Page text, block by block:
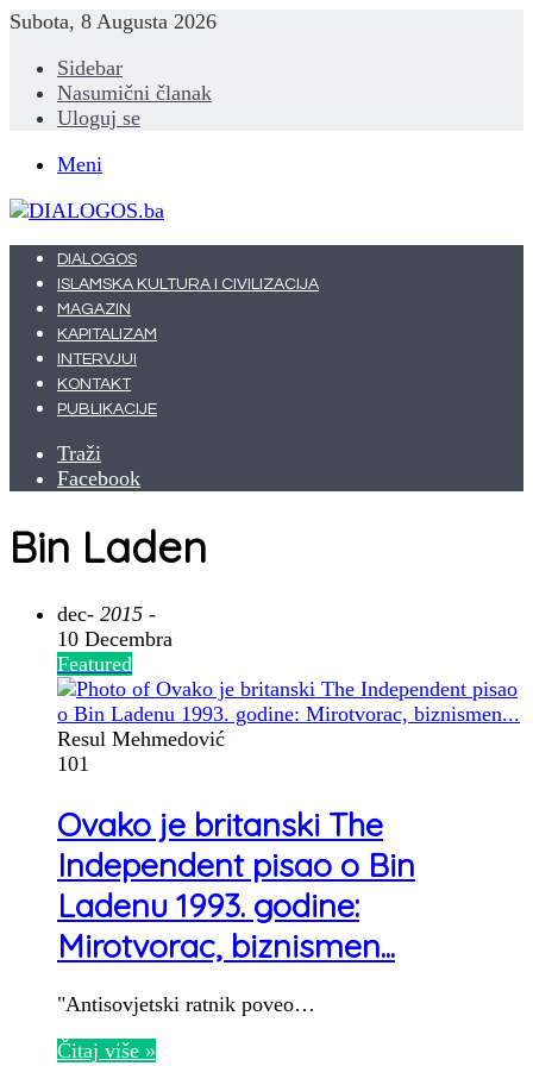
Subota, 8 Augusta 2026
Sidebar
Nasumični članak
Uloguj se
Meni
DIALOGOS
ISLAMSKA KULTURA I CIVILIZACIJA
MAGAZIN
KAPITALIZAM
INTERVJUI
KONTAKT
PUBLIKACIJE
Traži
Facebook
Bin Laden
dec- 2015 -
10 Decembra
Featured
Resul Mehmedović
101
Ovako je britanski The
Independent pisao o Bin
Ladenu 1993. godine:
Mirotvorac, biznismen...
"Antisovjetski ratnik poveo…
Čitaj više »